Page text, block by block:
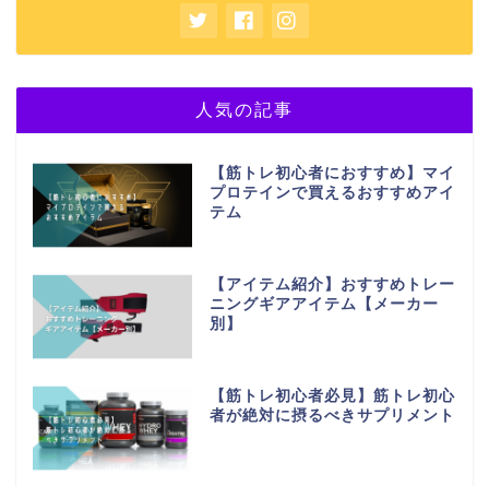
人気の記事
【筋トレ初心者におすすめ】マイ
プロテインで買えるおすすめアイ
テム
【アイテム紹介】おすすめトレー
ニングギアアイテム【メーカー
別】
【筋トレ初心者必見】筋トレ初心
者が絶対に摂るべきサプリメント